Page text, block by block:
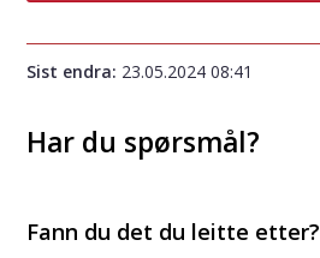
Sist endra 23.05.2024 08:41
Har du spørsmål?
Fann du det du leitte etter?